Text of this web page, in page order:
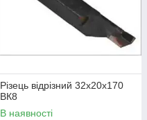
Різець відрізний 32х20х170
ВК8
В наявності